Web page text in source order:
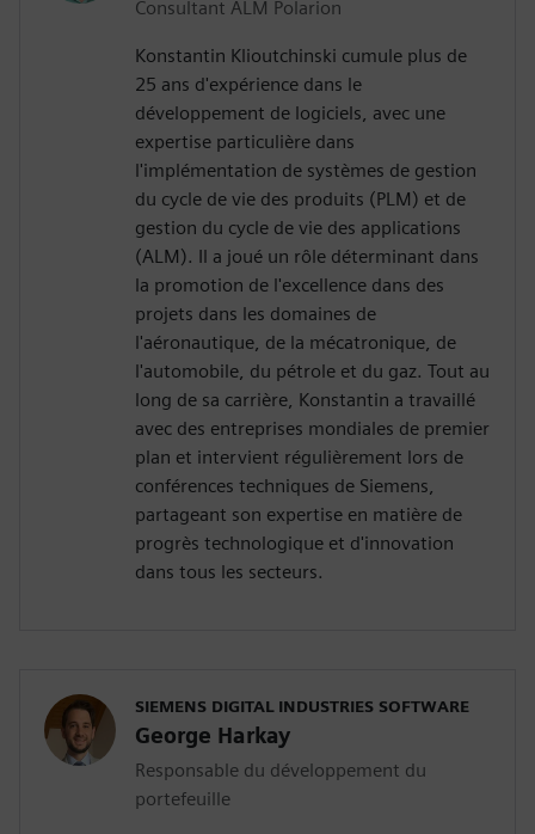
Consultant ALM Polarion
Konstantin Klioutchinski cumule plus de
25 ans d'expérience dans le
développement de logiciels, avec une
expertise particulière dans
l'implémentation de systèmes de gestion
du cycle de vie des produits (PLM) et de
gestion du cycle de vie des applications
(ALM). Il a joué un rôle déterminant dans
la promotion de l'excellence dans des
projets dans les domaines de
l'aéronautique, de la mécatronique, de
l'automobile, du pétrole et du gaz. Tout au
long de sa carrière, Konstantin a travaillé
avec des entreprises mondiales de premier
plan et intervient régulièrement lors de
conférences techniques de Siemens,
partageant son expertise en matière de
progrès technologique et d'innovation
dans tous les secteurs.
SIEMENS DIGITAL INDUSTRIES SOFTWARE
George Harkay
Responsable du développement du
portefeuille